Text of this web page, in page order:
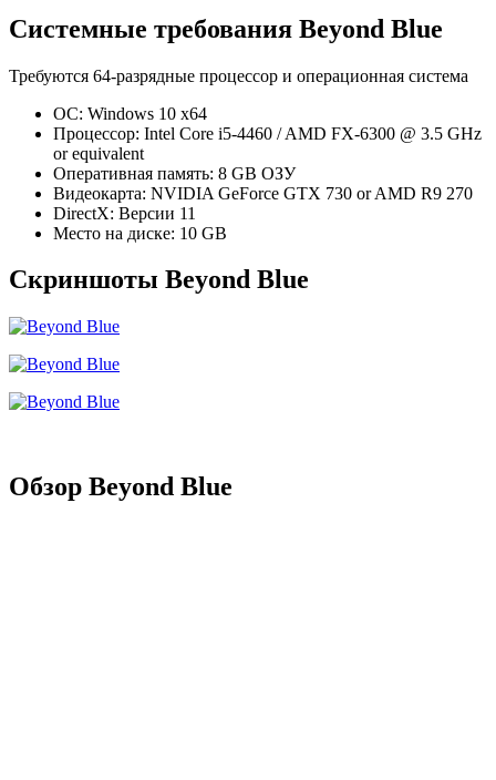
Системные требования Beyond Blue
Требуются 64-разрядные процессор и операционная система
ОС: Windows 10 x64
Процессор: Intel Core i5-4460 / AMD FX-6300 @ 3.5 GHz
or equivalent
Оперативная память: 8 GB ОЗУ
Видеокарта: NVIDIA GeForce GTX 730 or AMD R9 270
DirectX: Версии 11
Место на диске: 10 GB
Скриншоты Beyond Blue
Обзор Beyond Blue